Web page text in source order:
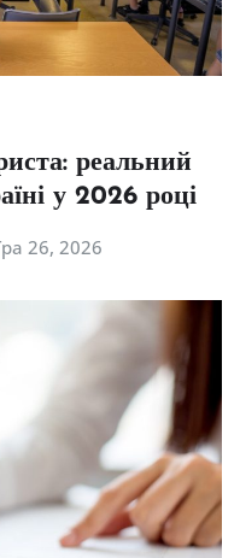
реальний
у 2026 році
26, 2026